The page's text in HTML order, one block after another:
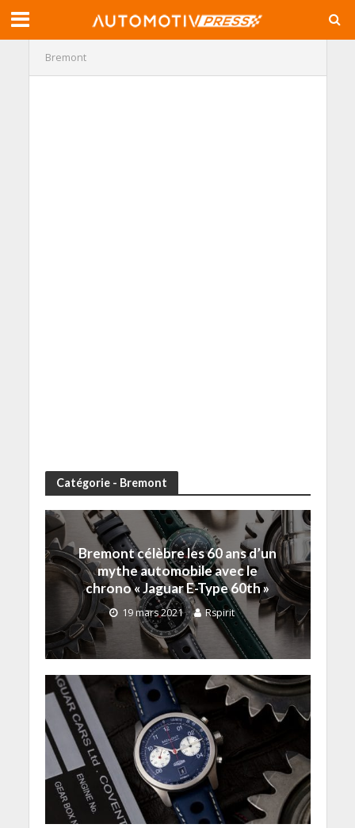
Bremont
Catégorie - Bremont
Bremont célèbre les 60 ans d’un
mythe automobile avec le
chrono « Jaguar E-Type 60th »
19 mars 2021 Rspirit